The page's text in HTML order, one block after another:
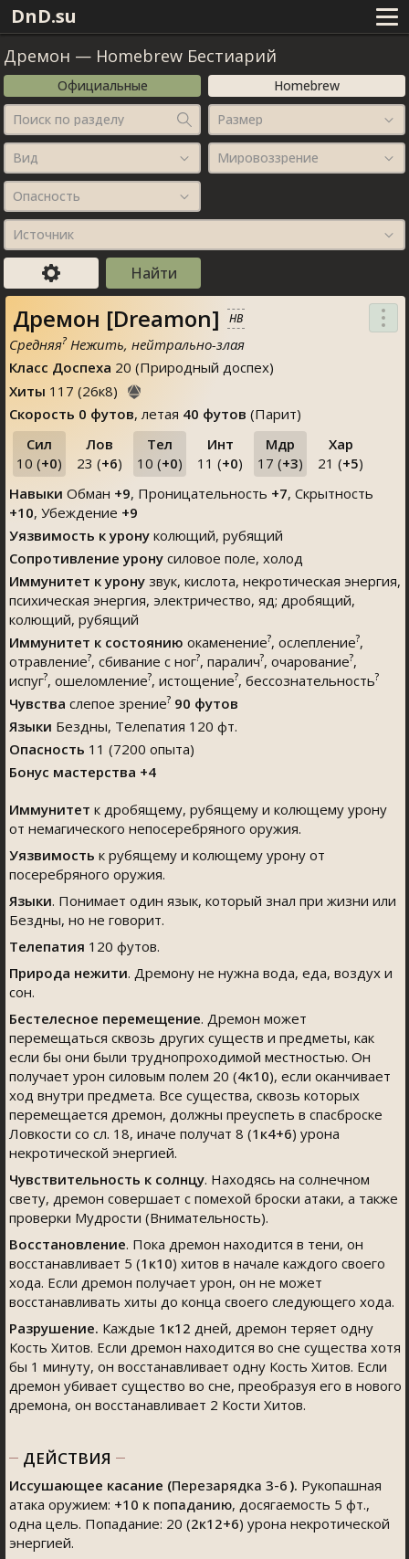
DnD.su
Дремон — Homebrew Бестиарий
Официальные
Homebrew
Поиск по разделу
Размер
Вид Мировоззрение
Опасность
Источник
Дремон [Dreamon] HB
Средняя?Нежить, нейтрально-злая
Класс Доспеха 20 (Природный доспех)
Хиты 117 (26к8)
Скорость 0 футов, летая 40 футов (Парит)
Сил
10 (+0)
Лов
23 (+6)
Тел
10 (+0)
Инт
11 (+0)
Мдр
17 (+3)
Хар
21 (+5)
Навыки Обман +9, Проницательность +7, Скрытность
+10, Убеждение +9
Уязвимость к урону колющий, рубящий
Сопротивление урону силовое поле, холод
Иммунитет к урону звук, кислота, некротическая энергия,
психическая энергия, электричество, яд; дробящий,
колющий, рубящий
Иммунитет к состоянию окаменение?, ослепление?,
отравление?, сбивание с ног?, паралич?, очарование?,
испуг?, ошеломление?, истощение?, бессознательность?
Чувства слепое зрение? 90 футов
Языки Бездны, Телепатия 120 фт.
Опасность 11 (7200 опыта)
Бонус мастерства +4
Иммунитет к дробящему, рубящему и колющему урону
от немагического непосеребряного оружия.
Уязвимость к рубящему и колющему урону от
посеребряного оружия.
Языки. Понимает один язык, который знал при жизни или
Бездны, но не говорит.
Телепатия 120 футов.
Природа нежити. Дремону не нужна вода, еда, воздух и
сон.
Бестелесное перемещение. Дремон может
перемещаться сквозь других существ и предметы, как
если бы они были труднопроходимой местностью. Он
получает урон силовым полем 20 (4к10), если оканчивает
ход внутри предмета. Все существа, сквозь которых
перемещается дремон, должны преуспеть в спасброске
Ловкости со сл. 18, иначе получат 8 (1к4+6) урона
некротической энергией.
Чувствительность к солнцу. Находясь на солнечном
свету, дремон совершает с помехой броски атаки, а также
проверки Мудрости (Внимательность).
Восстановление. Пока дремон находится в тени, он
восстанавливает 5 (1к10) хитов в начале каждого своего
хода. Если дремон получает урон, он не может
восстанавливать хиты до конца своего следующего хода.
Разрушение. Каждые 1к12 дней, дремон теряет одну
Кость Хитов. Если дремон находится во сне существа хотя
бы 1 минуту, он восстанавливает одну Кость Хитов. Если
дремон убивает существо во сне, преобразуя его в нового
дремона, он восстанавливает 2 Кости Хитов.
ДЕЙСТВИЯ
Иссушающее касание (Перезарядка 3-6 ). Рукопашная
атака оружием: +10 к попаданию, досягаемость 5 фт.,
одна цель. Попадание: 20 (2к12+6) урона некротической
энергией.